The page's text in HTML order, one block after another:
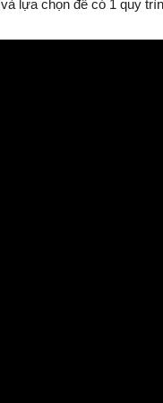
và lựa chọn để có 1 quy